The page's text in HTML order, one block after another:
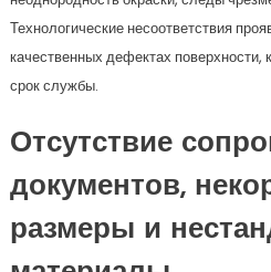
Технологические несоответствия
качественных дефектах
срок службы.
Отсутствие
документов,
размеры и